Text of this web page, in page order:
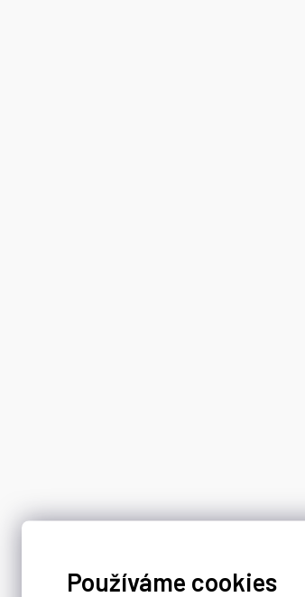
Používáme cookies